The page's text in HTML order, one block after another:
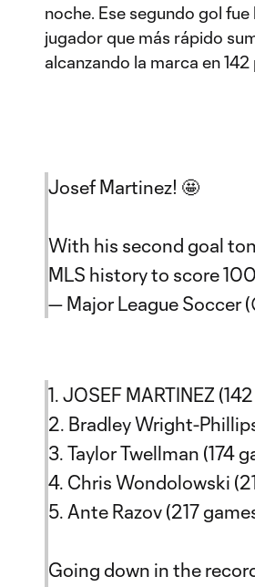
noche. Ese segundo gol
jugador que más rápido
alcanzando la marca en
Josef Martinez! 🤩
With his second goal
MLS history to score
— Major League Soccer
1. JOSEF MARTINEZ
2. Bradley Wright-
3. Taylor Twellman (174
4. Chris Wondolowski
5. Ante Razov (217
Going down in the